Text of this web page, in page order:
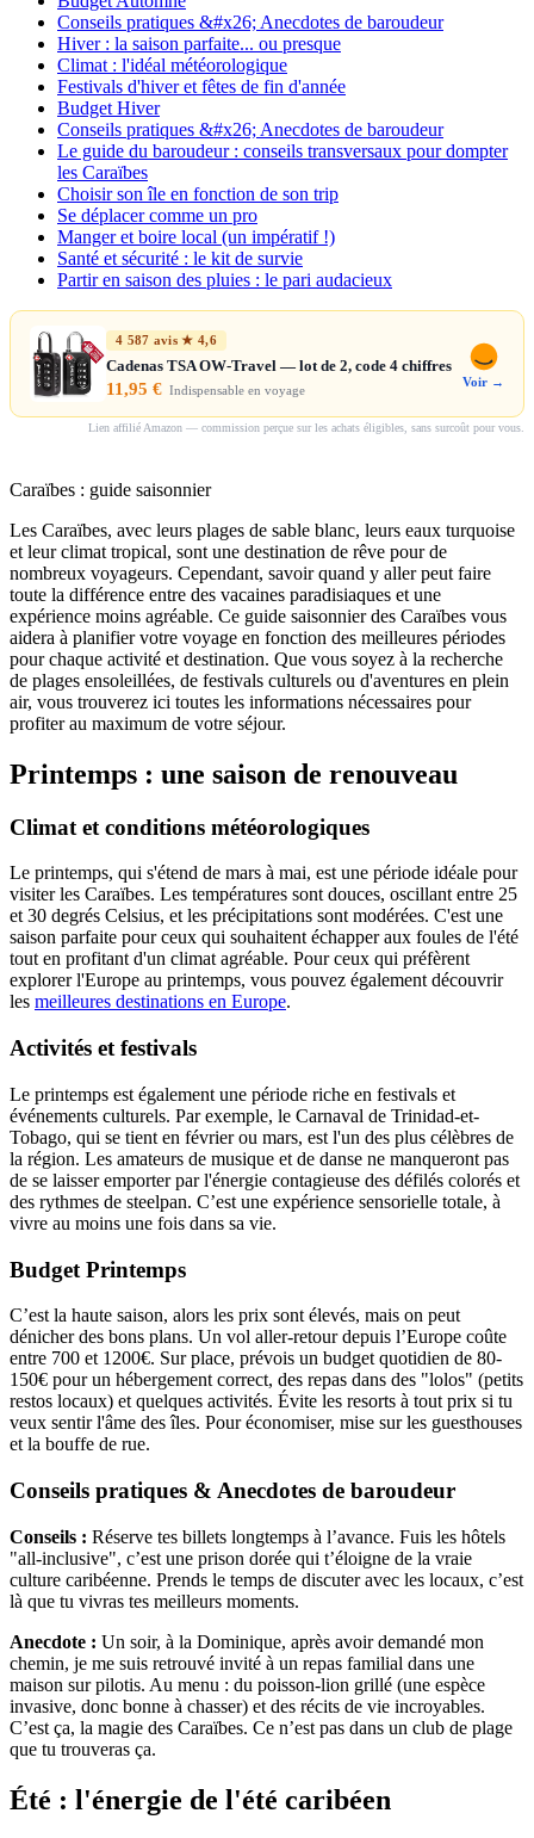
Conseils pratiques &#x26; Anecdotes de baroudeur
Hiver : la saison parfaite... ou presque
Climat : l'idéal météorologique
Festivals d'hiver et fêtes de fin d'année
Budget Hiver
Conseils pratiques &#x26; Anecdotes de baroudeur
Le guide du baroudeur : conseils transversaux pour dompter
les Caraïbes
Choisir son île en fonction de son trip
Se déplacer comme un pro
Manger et boire local (un impératif !)
Santé et sécurité : le kit de survie
Partir en saison des pluies : le pari audacieux
4 587 avis ★ 4,6
Cadenas TSA OW-Travel — lot de 2, code 4 chiffres
11,95 € Indispensable en voyage
Voir →
Lien affilié Amazon — commission perçue sur les achats éligibles, sans surcoût pour vous.
Caraïbes : guide saisonnier
Les Caraïbes, avec leurs plages de sable blanc, leurs eaux turquoise
et leur climat tropical, sont une destination de rêve pour de
nombreux voyageurs. Cependant, savoir quand y aller peut faire
toute la différence entre des vacaines paradisiaques et une
expérience moins agréable. Ce guide saisonnier des Caraïbes vous
aidera à planifier votre voyage en fonction des meilleures périodes
pour chaque activité et destination. Que vous soyez à la recherche
de plages ensoleillées, de festivals culturels ou d'aventures en plein
air, vous trouverez ici toutes les informations nécessaires pour
profiter au maximum de votre séjour.
Printemps : une saison de renouveau
Climat et conditions météorologiques
Le printemps, qui s'étend de mars à mai, est une période idéale pour
visiter les Caraïbes. Les températures sont douces, oscillant entre 25
et 30 degrés Celsius, et les précipitations sont modérées. C'est une
saison parfaite pour ceux qui souhaitent échapper aux foules de l'été
tout en profitant d'un climat agréable. Pour ceux qui préfèrent
explorer l'Europe au printemps, vous pouvez également découvrir
les meilleures destinations en Europe.
Activités et festivals
Le printemps est également une période riche en festivals et
événements culturels. Par exemple, le Carnaval de Trinidad-et-
Tobago, qui se tient en février ou mars, est l'un des plus célèbres de
la région. Les amateurs de musique et de danse ne manqueront pas
de se laisser emporter par l'énergie contagieuse des défilés colorés et
des rythmes de steelpan. C’est une expérience sensorielle totale, à
vivre au moins une fois dans sa vie.
Budget Printemps
C’est la haute saison, alors les prix sont élevés, mais on peut
dénicher des bons plans. Un vol aller-retour depuis l’Europe coûte
entre 700 et 1200€. Sur place, prévois un budget quotidien de 80-
150€ pour un hébergement correct, des repas dans des "lolos" (petits
restos locaux) et quelques activités. Évite les resorts à tout prix si tu
veux sentir l'âme des îles. Pour économiser, mise sur les guesthouses
et la bouffe de rue.
Conseils pratiques & Anecdotes de baroudeur
Conseils : Réserve tes billets longtemps à l’avance. Fuis les hôtels
"all-inclusive", c’est une prison dorée qui t’éloigne de la vraie
culture caribéenne. Prends le temps de discuter avec les locaux, c’est
là que tu vivras tes meilleurs moments.
Anecdote : Un soir, à la Dominique, après avoir demandé mon
chemin, je me suis retrouvé invité à un repas familial dans une
maison sur pilotis. Au menu : du poisson-lion grillé (une espèce
invasive, donc bonne à chasser) et des récits de vie incroyables.
C’est ça, la magie des Caraïbes. Ce n’est pas dans un club de plage
que tu trouveras ça.
Été : l'énergie de l'été caribéen